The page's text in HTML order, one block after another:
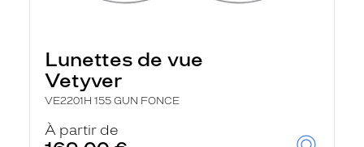
Lunettes de vue
Vetyver
VE2201H 155 GUN FONCE
À partir de